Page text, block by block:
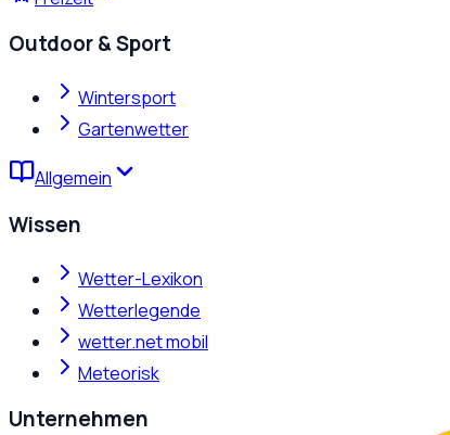
Outdoor & Sport
Wintersport
Gartenwetter
Allgemein
Wissen
Wetter-Lexikon
Wetterlegende
wetter.net mobil
Meteorisk
Unternehmen